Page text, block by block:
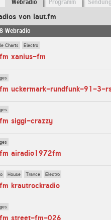
Webradio Programm
von laut.fm
Webradio
Charts Electro
xanius-fm
uckermark-rundfunk-91-3-
siggi-crazzy
airadio1972fm
House Trance Electro
krautrockradio
street-fm-026